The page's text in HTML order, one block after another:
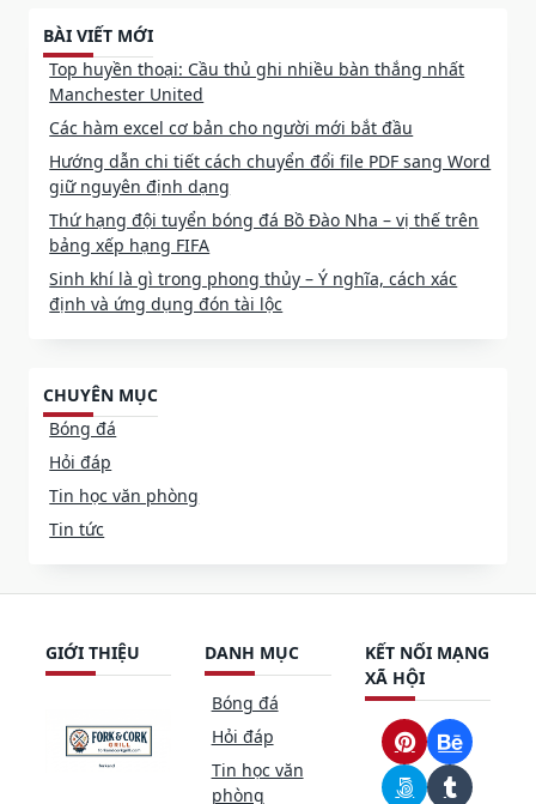
BÀI VIẾT MỚI
Top huyền thoại: Cầu thủ ghi nhiều bàn thắng nhất
Manchester United
Các hàm excel cơ bản cho người mới bắt đầu
Hướng dẫn chi tiết cách chuyển đổi file PDF sang Word
giữ nguyên định dạng
Thứ hạng đội tuyển bóng đá Bồ Đào Nha – vị thế trên
bảng xếp hạng FIFA
Sinh khí là gì trong phong thủy – Ý nghĩa, cách xác
định và ứng dụng đón tài lộc
CHUYÊN MỤC
Bóng đá
Hỏi đáp
Tin học văn phòng
Tin tức
GIỚI THIỆU DANH MỤC
Bóng đá
Hỏi đáp
Tin học văn
phòng
KẾT NỐI MẠNG
XÃ HỘI